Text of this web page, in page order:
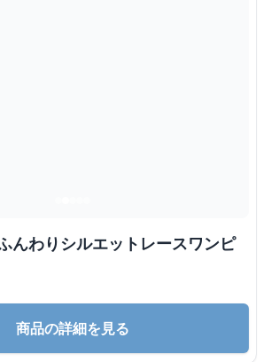
んわりシルエットレースワンピ
商品の詳細を見る